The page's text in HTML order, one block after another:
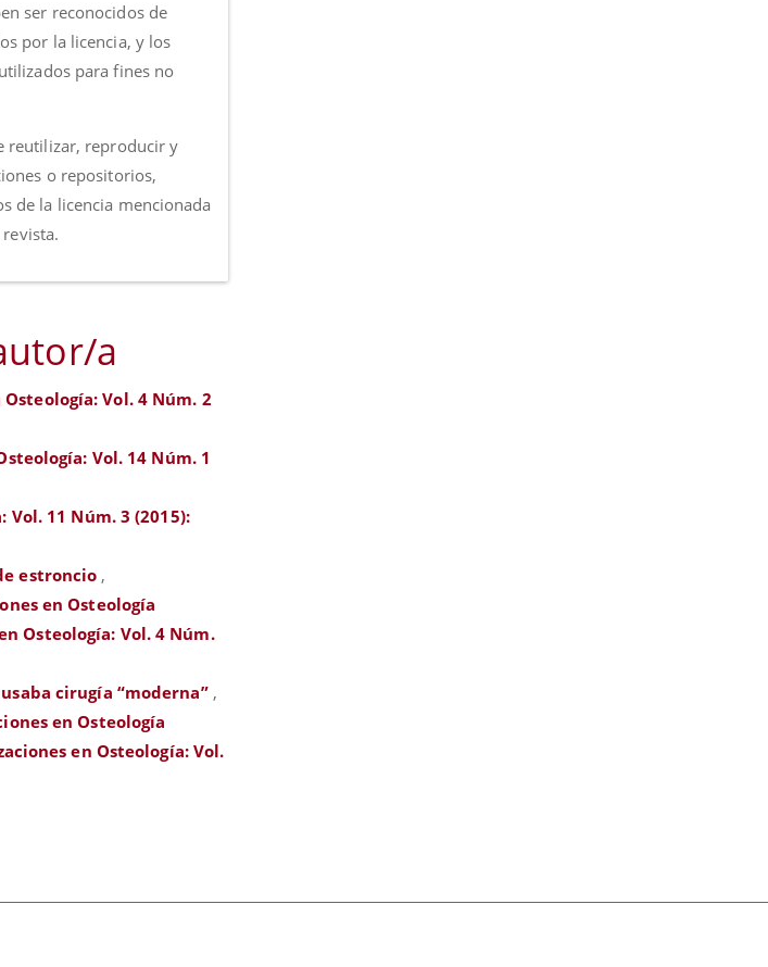
ser reconocidos de
por la licencia, y los
para fines no
reutilizar, reproducir y
o repositorios,
de la licencia mencionada
a
Vol. 4 Núm. 2
Vol. 14 Núm. 1
Vol. 11 Núm. 3 (2015):
estroncio ,
en Osteología
Osteología: Vol. 4 Núm.
cirugía “moderna” ,
en Osteología
en Osteología: Vol.